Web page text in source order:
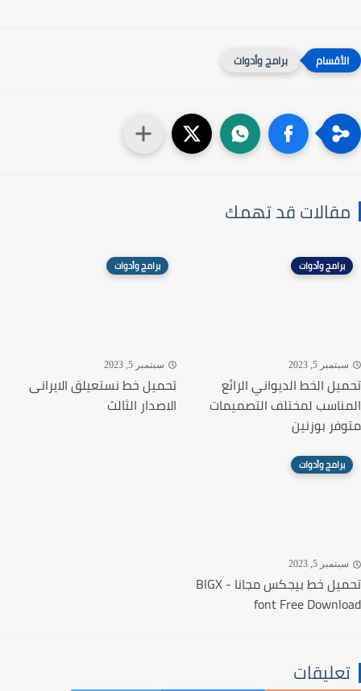
برامج وأدوات
قد تهمك
برامج وأدوات
5, 2023
الخط الديواني الرائع
لمختلف التصميمات
بوزنين
برامج وأدوات
سبتمبر 5, 2023
تحميل خط نستعيلق الايرانى
الاصدار الثالث
برامج وأدوات
5, 2023
تحميل خط بيجكس مجانا - BIGX
font Free